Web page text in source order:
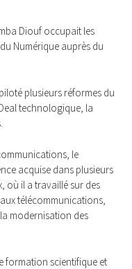
Diouf occupait les
Numérique auprès du
plusieurs réformes du
technologique, la
le
acquise dans plusieurs
où il a travaillé sur des
télécommunications,
modernisation des
formation scientifique et